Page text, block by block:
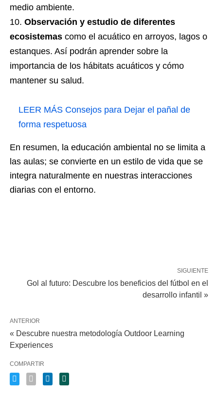
medio ambiente.
Observación y estudio de diferentes
ecosistemas como el acuático en arroyos, lagos o
estanques. Así podrán aprender sobre la
importancia de los hábitats acuáticos y cómo
mantener su salud.
LEER MÁS Consejos para Dejar el pañal de
forma respetuosa
En resumen, l a educación ambiental no se limita a
las aulas; se convierte en un estilo de vida que se
integra naturalmente en nuestras interacciones
diarias con el entorno.
SIGUIENTE
Gol al futuro: Descubre los beneficios del fútbol en el
desarrollo infantil »
ANTERIOR
« Descubre nuestra metodología Outdoor Learning
Experiences
COMPARTIR